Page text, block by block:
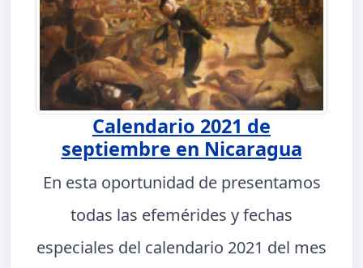
Calendario 2021 de
septiembre en Nicaragua
En esta oportunidad de presentamos
todas las efemérides y fechas
especiales del calendario 2021 del mes